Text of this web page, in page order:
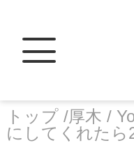
トップ /厚木 /
にしてくれた